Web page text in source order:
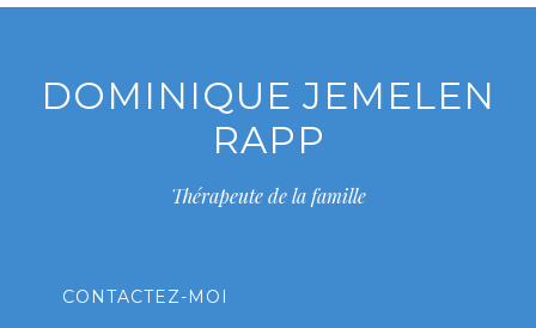
DOMINIQUE JEMELEN
RAPP
Thérapeute de la famille
CONTACTEZ-MOI